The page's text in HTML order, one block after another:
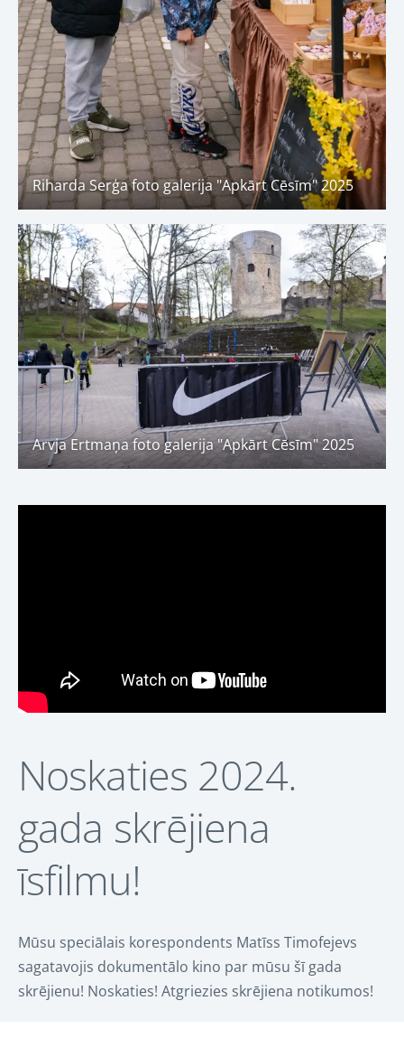
Riharda Serģa foto galerija "Apkārt Cēsīm" 2025
Arvja Ertmaņa foto galerija "Apkārt Cēsīm" 2025
Noskaties 2024.
gada skrējiena
īsfilmu!
Mūsu speciālais korespondents Matīss Timofejevs
sagatavojis dokumentālo kino par mūsu šī gada
skrējienu! Noskaties! Atgriezies skrējiena notikumos!